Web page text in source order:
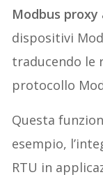
Modbus proxy
dispositivi
traducendo le
protocollo
Questa
esempio,
RTU in